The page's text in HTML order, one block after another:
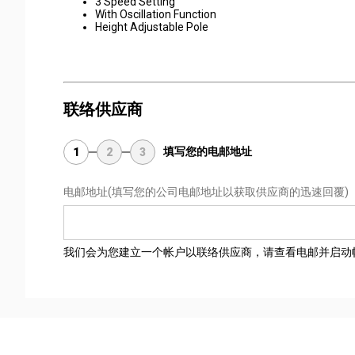
With Oscillation Function
Height Adjustable Pole
联络供应商
1 2 3 填写您的电邮地址
电邮地址(填写您的公司电邮地址以获取供应商的迅速回覆)
我们会为您建立一个帐户以联络供应商，请查看电邮并启动